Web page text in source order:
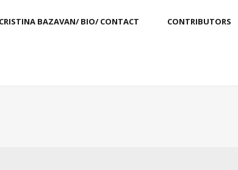
CRISTINA BAZAVAN/ BIO/ CONTACT CONTRIBUTORS